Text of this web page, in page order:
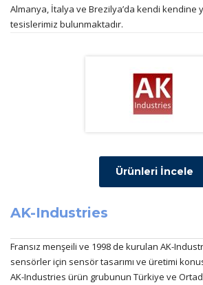
Almanya, İtalya ve Brezilya’da kendi kendine
tesislerimiz bulunmaktadır.
Ürünleri İncele
AK-Industries
Fransız menşeili ve 1998 de kurulan AK-
sensörler için sensör tasarımı ve üretimi
AK-Industries ürün grubunun Türkiye ve